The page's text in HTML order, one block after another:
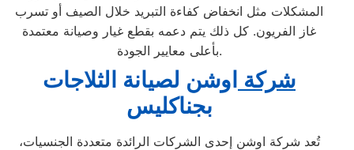
المشكلات مثل انخفاض كفاءة التبريد خلال الصيف أو تسرب
غاز الفريون. كل ذلك يتم دعمه بقطع غيار وصيانة معتمدة
بأعلى معايير الجودة.
شركة اوشن لصيانة الثلاجات
بجناكليس
تُعد شركة اوشن إحدى الشركات الرائدة متعددة الجنسيات،